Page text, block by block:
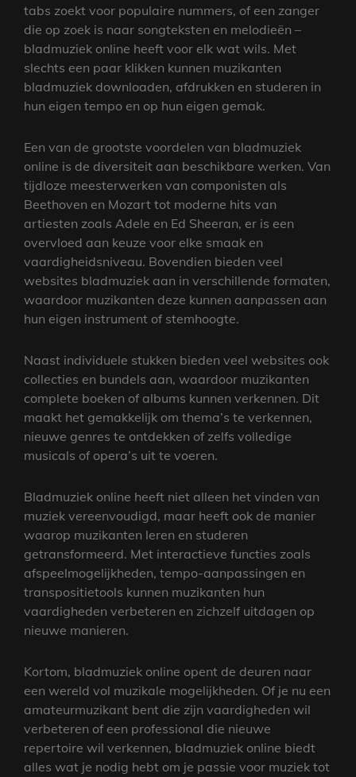
tabs zoekt voor populaire nummers, of een zanger
die op zoek is naar songteksten en melodieën –
bladmuziek online heeft voor elk wat wils. Met
slechts een paar klikken kunnen muzikanten
bladmuziek downloaden, afdrukken en studeren in
hun eigen tempo en op hun eigen gemak.
Een van de grootste voordelen van bladmuziek
online is de diversiteit aan beschikbare werken. Van
tijdloze meesterwerken van componisten als
Beethoven en Mozart tot moderne hits van
artiesten zoals Adele en Ed Sheeran, er is een
overvloed aan keuze voor elke smaak en
vaardigheidsniveau. Bovendien bieden veel
websites bladmuziek aan in verschillende formaten,
waardoor muzikanten deze kunnen aanpassen aan
hun eigen instrument of stemhoogte.
Naast individuele stukken bieden veel websites ook
collecties en bundels aan, waardoor muzikanten
complete boeken of albums kunnen verkennen. Dit
maakt het gemakkelijk om thema’s te verkennen,
nieuwe genres te ontdekken of zelfs volledige
musicals of opera’s uit te voeren.
Bladmuziek online heeft niet alleen het vinden van
muziek vereenvoudigd, maar heeft ook de manier
waarop muzikanten leren en studeren
getransformeerd. Met interactieve functies zoals
afspeelmogelijkheden, tempo-aanpassingen en
transpositietools kunnen muzikanten hun
vaardigheden verbeteren en zichzelf uitdagen op
nieuwe manieren.
Kortom, bladmuziek online opent de deuren naar
een wereld vol muzikale mogelijkheden. Of je nu een
amateurmuzikant bent die zijn vaardigheden wil
verbeteren of een professional die nieuwe
repertoire wil verkennen, bladmuziek online biedt
alles wat je nodig hebt om je passie voor muziek tot